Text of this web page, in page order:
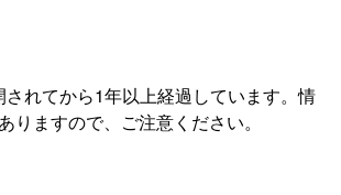
されてから1年以上経過しています。情
りますので、ご注意ください。